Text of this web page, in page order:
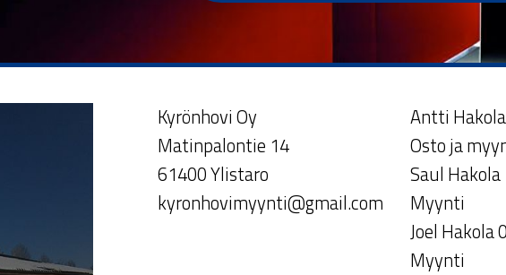
Kyrönhovi Oy
Matinpalontie 14
61400 Ylistaro
kyronhovimyynti@gmail.com
Antti
Osto ja
Saul
Myynti
Joel Hakola
Myynti